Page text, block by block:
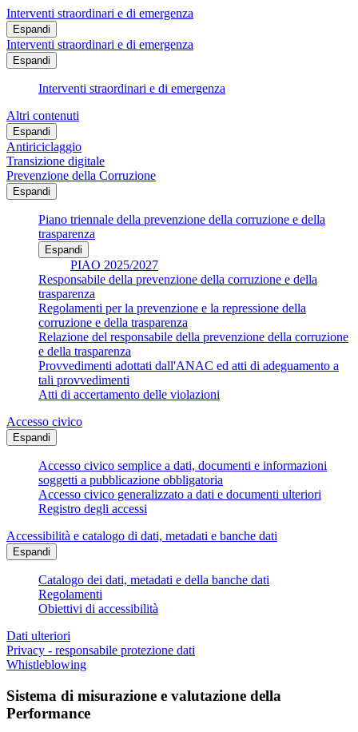
Interventi straordinari e di emergenza
Espandi
Interventi straordinari e di emergenza
Espandi
Interventi straordinari e di emergenza
Altri contenuti
Espandi
Antiriciclaggio
Transizione digitale
Prevenzione della Corruzione
Espandi
Piano triennale della prevenzione della corruzione e della
trasparenza
Espandi
PIAO 2025/2027
Responsabile della prevenzione della corruzione e della
trasparenza
Regolamenti per la prevenzione e la repressione della
corruzione e della trasparenza
Relazione del responsabile della prevenzione della corruzione
e della trasparenza
Provvedimenti adottati dall'ANAC ed atti di adeguamento a
tali provvedimenti
Atti di accertamento delle violazioni
Accesso civico
Espandi
Accesso civico semplice a dati, documenti e informazioni
soggetti a pubblicazione obbligatoria
Accesso civico generalizzato a dati e documenti ulteriori
Registro degli accessi
Accessibilità e catalogo di dati, metadati e banche dati
Espandi
Catalogo dei dati, metadati e della banche dati
Regolamenti
Obiettivi di accessibilità
Dati ulteriori
Privacy - responsabile protezione dati
Whistleblowing
Sistema di misurazione e valutazione della
Performance